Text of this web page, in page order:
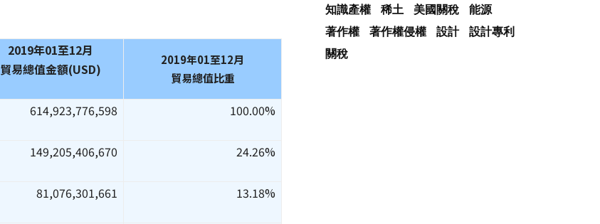
2019年01至12月
貿易總值金額(USD)
2019年01至12月
貿易總值比重
614,923,776,598 100.00%
149,205,406,670 24.26%
81,076,301,661 13.18%
知識產權
稀土 美國關稅
能源
著作權
著作權侵權 設計
設計專利
關稅